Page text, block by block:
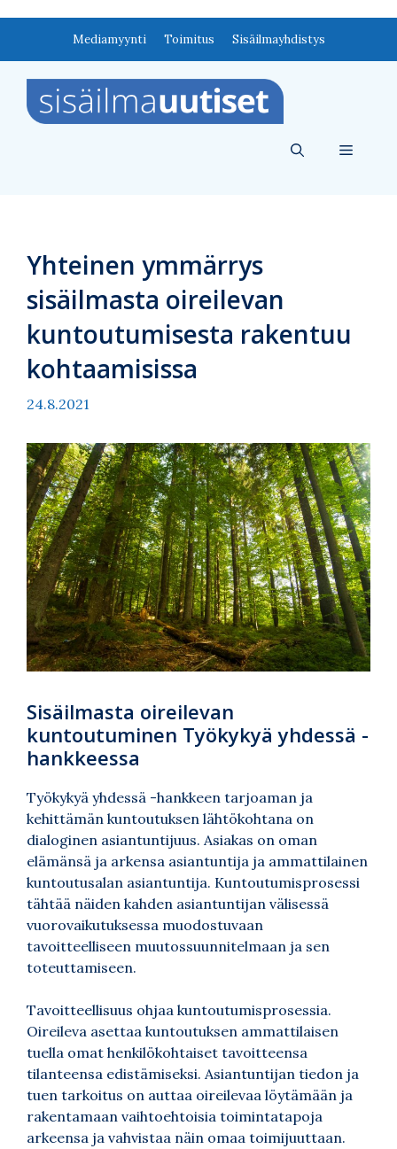
Mediamyynti Toimitus Sisäilmayhdistys
Valikko
Yhteinen ymmärrys
sisäilmasta oireilevan
kuntoutumisesta rakentuu
kohtaamisissa
24.8.2021
Sisäilmasta oireilevan
kuntoutuminen Työkykyä yhdessä -
hankkeessa
Työkykyä yhdessä -hankkeen tarjoaman ja
kehittämän kuntoutuksen lähtökohtana on
dialoginen asiantuntijuus. Asiakas on oman
elämänsä ja arkensa asiantuntija ja ammattilainen
kuntoutusalan asiantuntija. Kuntoutumisprosessi
tähtää näiden kahden asiantuntijan välisessä
vuorovaikutuksessa muodostuvaan
tavoitteelliseen muutossuunnitelmaan ja sen
toteuttamiseen.
Tavoitteellisuus ohjaa kuntoutumisprosessia.
Oireileva asettaa kuntoutuksen ammattilaisen
tuella omat henkilökohtaiset tavoitteensa
tilanteensa edistämiseksi. Asiantuntijan tiedon ja
tuen tarkoitus on auttaa oireilevaa löytämään ja
rakentamaan vaihtoehtoisia toimintatapoja
arkeensa ja vahvistaa näin omaa toimijuuttaan.